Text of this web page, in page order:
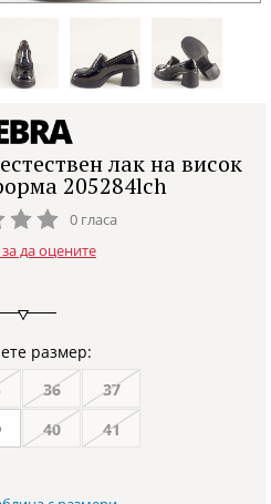
лак на висок
205284lch
0 гласа
за да оцените
размер:
36
37
40
41